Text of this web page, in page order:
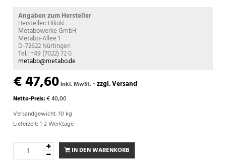
Angaben zum Hersteller
Hersteller: Hikoki
Metabowerke GmbH
Metabo-Allee 1
D-72622 Nürtingen
Tel.: +49 (7022) 72 0
metabo@metabo.de
€ 47,60inkl. MwSt.-zzgl. Versand
Netto-Preis:€ 40,00
Versandgewicht: 10 kg
Lieferzeit: 1-2 Werktage
IN DEN WARENKORB